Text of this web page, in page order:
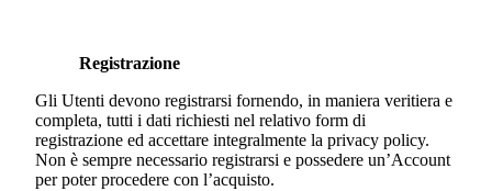
Registrazione
Gli Utenti devono registrarsi fornendo, in maniera veritiera e
completa, tutti i dati richiesti nel relativo form di
registrazione ed accettare integralmente la privacy policy.
Non è sempre necessario registrarsi e possedere un’Account
per poter procedere con l’acquisto.